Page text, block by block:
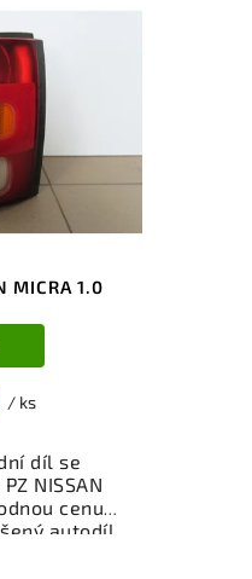
MICRA 1.0
/ ks
díl se
NISSAN
cenu.
autodíl